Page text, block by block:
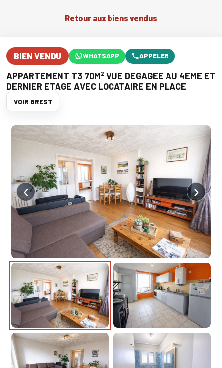
Retour aux biens vendus
BIEN VENDU WHATSAPP APPELER
APPARTEMENT T3 70M² VUE DEGAGEE AU 4EME ET
DERNIER ETAGE AVEC LOCATAIRE EN PLACE
VOIR BREST
‹ ›